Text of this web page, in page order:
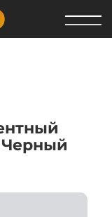
Черный